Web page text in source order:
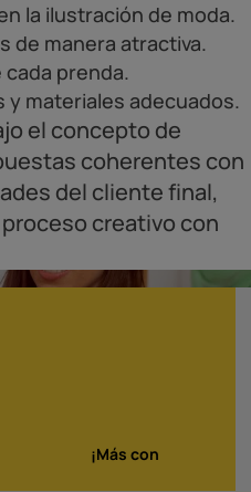
la ilustración de moda.
de manera atractiva.
prenda.
y materiales adecuados.
el concepto de
coherentes con
del cliente final,
creativo con
¡Más con
por la